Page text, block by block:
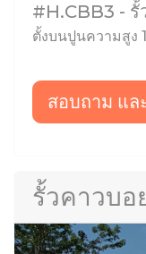
#H.CBB3 -
ตั้งบนปูนความสูง
สอบถาม แล
รั้วคาวบ